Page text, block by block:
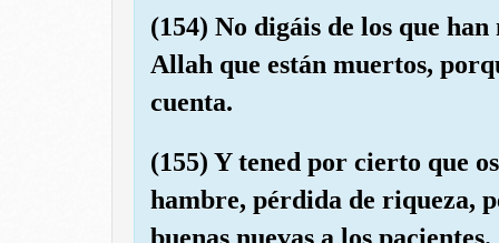
(154) No digáis de los que
Allah que están muertos,
cuenta.
(155) Y tened por cierto que
hambre, pérdida de riqueza,
buenas nuevas a los pacientes.